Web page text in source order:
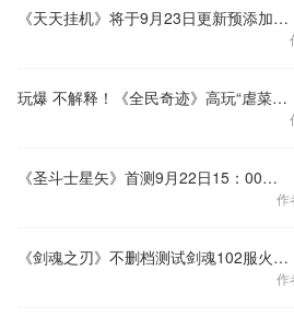
《天天挂机》将于9月23日更新预添加了功能入口
玩爆 不解释！《全民奇迹》高玩“虐菜生涯”
《圣斗士星矢》首测9月22日15：00开放下载
作
《剑魂之刃》不删档测试剑魂102服火爆追开
作